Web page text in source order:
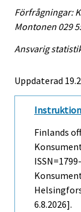
Förfrågningar:
Montonen 029
Ansvarig
Uppdaterad
Finlands
6.8.2026].